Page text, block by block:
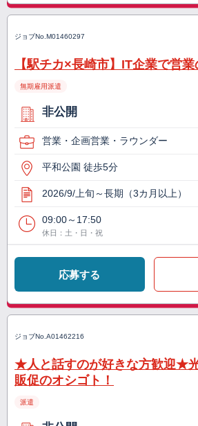
ジョブNo. M01460297
【駅チカ×長崎市】IT企業で営
無期雇用派遣
非公開
営業・企画営業・ラウンダー
平和公園 徒歩5分
2026/9/上旬～長期（3カ月以上）
09:00～17:50
休日：土・日・祝
応募する
ジョブNo. A01462216
★人と話すのが好きな方歓迎★
販促のオシゴト！
派遣